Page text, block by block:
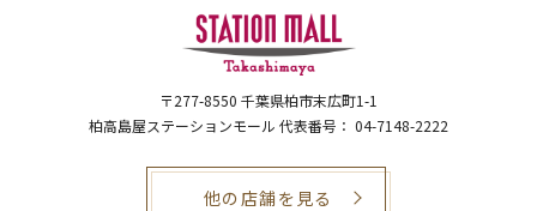
〒277-8550 千葉県柏市末広町1-1
柏高島屋ステーションモール 代表番号： 04-7148-2222
他の店舗を見る